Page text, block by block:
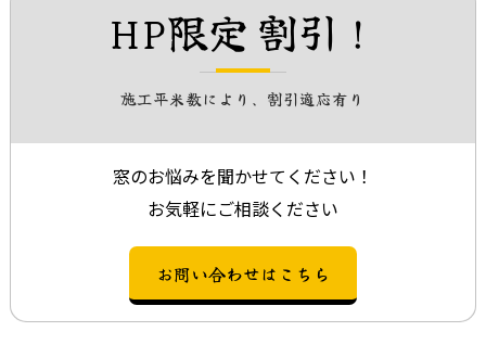
HP限定 割引！
施工平米数により、割引適応有り
窓のお悩みを聞かせてください！
お気軽にご相談ください
お問い合わせはこちら